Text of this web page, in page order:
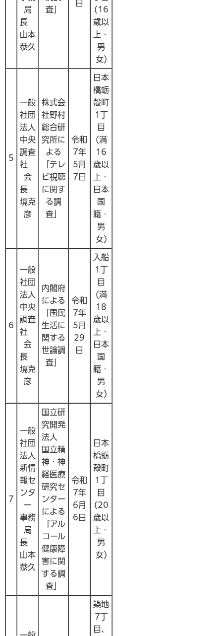
局
長
山本
恭久
査」
日
(16
歳以
上・
男
女)
5
一般
社団
法人
中央
調査
社
会
長
境克
彦
株式会
社野村
総合研
究所に
よる
「テレ
ビ視聴
に関す
る調
査」
令和
7年
5月
7日
日本
橋蛎
殻町
1丁
目
(満
16
歳以
上・
日本
国
籍・
男
女)
6
一般
社団
法人
中央
調査
社
会
長
境克
彦
内閣府
による
「国民
生活に
関する
世論調
査」
令和
7年
5月
29
日
入船
1丁
目
(満
18
歳以
上・
日本
国
籍・
男
女)
7
一般
社団
法人
新情
報セ
ンタ
ー
事務
局
長
山本
恭久
国立研
究開発
法人
国立精
神・神
経医療
研究セ
ンター
による
「アル
コール
健康障
害に関
する調
査」
令和
7年
6月
6日
日本
橋蛎
殻町
1丁
目
(20
歳以
上・
男
女)
築地
7丁
目、